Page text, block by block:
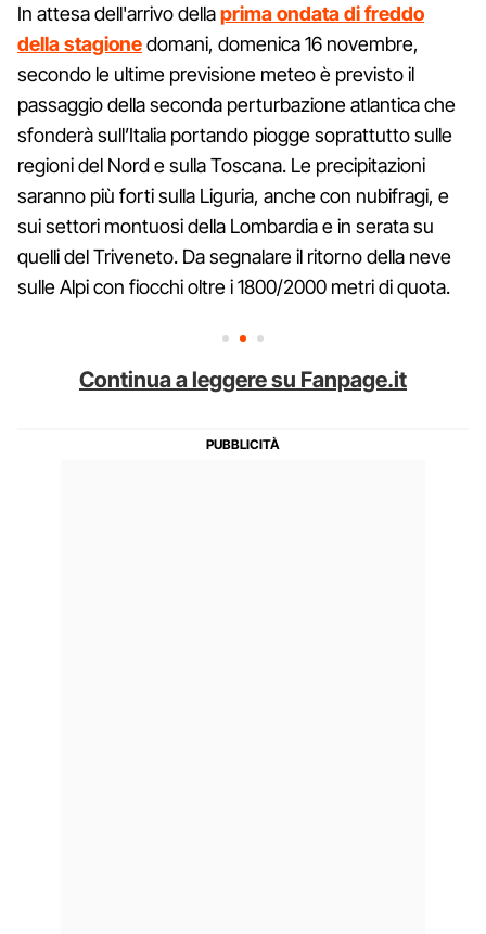
In attesa dell'arrivo dellaprima ondata di freddo
della stagionedomani, domenica 16 novembre,
secondo le ultime previsione meteo è previsto il
passaggio della seconda perturbazione atlantica che
sfonderà sull’Italia portando piogge soprattutto sulle
regioni del Nord e sulla Toscana. Le precipitazioni
saranno più forti sulla Liguria, anche con nubifragi, e
sui settori montuosi della Lombardia e in serata su
quelli del Triveneto. Da segnalare il ritorno della neve
sulle Alpi con fiocchi oltre i 1800/2000 metri di quota.
Continua a leggere su Fanpage.it